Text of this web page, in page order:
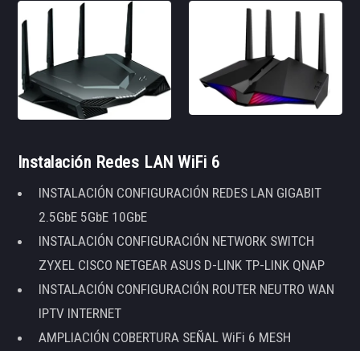
Instalación Redes LAN WiFi 6
INSTALACIÓN CONFIGURACIÓN REDES LAN GIGABIT
2.5GbE 5GbE 10GbE
INSTALACIÓN CONFIGURACIÓN NETWORK SWITCH
ZYXEL CISCO NETGEAR ASUS D-LINK TP-LINK QNAP
INSTALACIÓN CONFIGURACIÓN ROUTER NEUTRO WAN
IPTV INTERNET
AMPLIACIÓN COBERTURA SEÑAL WiFi 6 MESH